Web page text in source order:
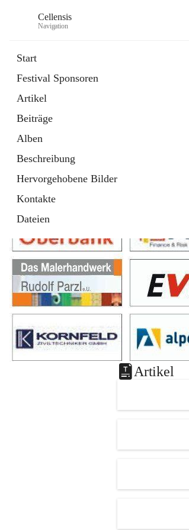
Cellensis
Navigation
Start
Festival Sponsoren
Artikel
Beiträge
Alben
Beschreibung
Hervorgehobene Bilder
Kontakte
Dateien
Festival Sponsoren
Artikel